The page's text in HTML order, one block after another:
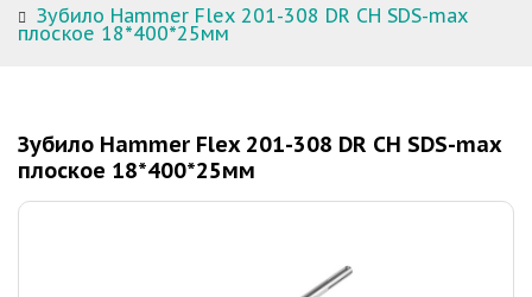
Зубило Hammer Flex 201-308 DR CH SDS-max
плоское 18*400*25мм
Зубило Hammer Flex 201-308 DR CH SDS-max
плоское 18*400*25мм